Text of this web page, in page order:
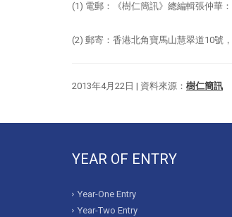
(1) 電郵：《樹仁簡訊》總編輯張仲華：
(2) 郵寄：香港北角寶馬山慧翠道10號
2013年4月22日 | 資料來源： 樹仁簡訊
YEAR OF ENTRY
Year-One Entry
Year-Two Entry